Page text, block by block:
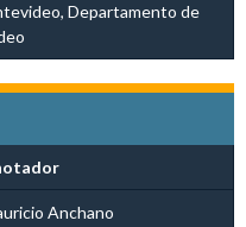
Departamento de
Anchano